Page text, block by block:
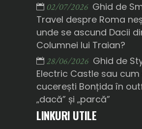
02/07/2026 Ghid de
Travel despre Roma
unde se ascund Dacii
Columnei lui Traian?
28/06/2026 Ghid de
Electric Castle sau cum
cucerești Bonțida în
„dacă” și „parcă”
LINKURI UTILE